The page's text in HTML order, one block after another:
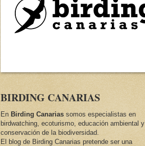
BIRDING CANARIAS
En Birding Canarias somos especialistas en
birdwatching, ecoturismo, educación ambiental y
conservación de la biodiversidad.
El blog de Birding Canarias pretende ser una